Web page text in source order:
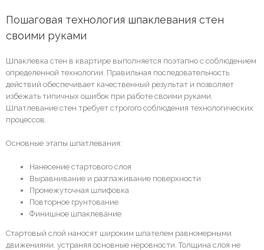
Пошаговая технология шпаклевания стен
своими руками
Шпаклевка стен в квартире выполняется поэтапно с соблюдением
определенной технологии. Правильная последовательность
действий обеспечивает качественный результат и позволяет
избежать типичных ошибок при работе своими руками.
Шпатлевание стен требует строгого соблюдения технологических
процессов.
Основные этапы шпатлевания:
Нанесение стартового слоя
Выравнивание и разглаживание поверхности
Промежуточная шлифовка
Повторное грунтование
Финишное шпаклевание
Стартовый слой наносят широким шпателем равномерными
движениями, устраняя основные неровности. Толщина слоя не